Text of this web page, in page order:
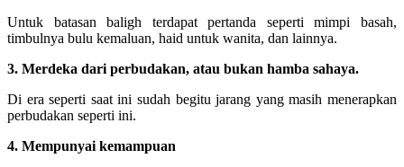
Untuk batasan baligh terdapat pertanda seperti mimpi basah,
timbulnya bulu kemaluan, haid untuk wanita, dan lainnya.
3. Merdeka dari perbudakan, atau bukan hamba sahaya.
Di era seperti saat ini sudah begitu jarang yang masih menerapkan
perbudakan seperti ini.
4. Mempunyai kemampuan